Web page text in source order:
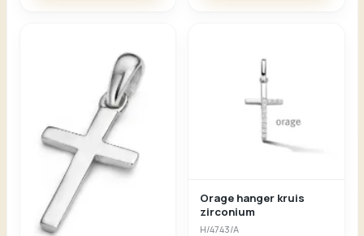
Orage hanger kruis
zirconium
H/4743/A